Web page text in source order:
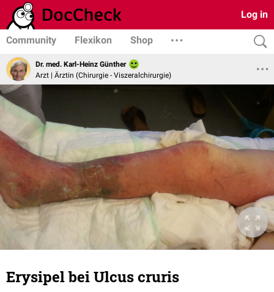
Log in
Community Flexikon Shop
Dr. med. Karl-Heinz Günther
Arzt | Ärztin (Chirurgie - Viszeralchirurgie)
Erysipel bei Ulcus cruris